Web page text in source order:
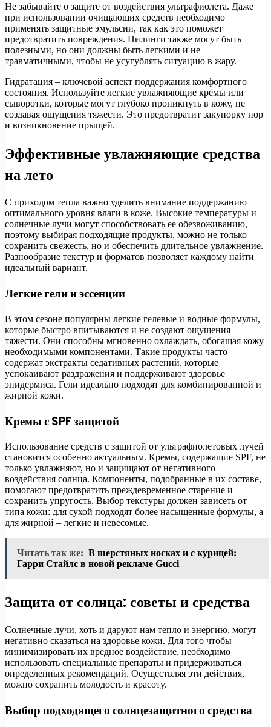
Не забывайте о защите от воздействия ультрафиолета. Даже
при использовании очищающих средств необходимо
применять защитные эмульсии, так как это поможет
предотвратить повреждения. Пилинги также могут быть
полезными, но они должны быть легкими и не
травматичными, чтобы не усугублять ситуацию в жару.
Гидратация – ключевой аспект поддержания комфортного
состояния. Используйте легкие увлажняющие кремы или
сыворотки, которые могут глубоко проникнуть в кожу, не
создавая ощущения тяжести. Это предотвратит закупорку пор
и возникновение прыщей.
Эффективные увлажняющие средства
на лето
С приходом тепла важно уделить внимание поддержанию
оптимального уровня влаги в коже. Высокие температуры и
солнечные лучи могут способствовать ее обезвоживанию,
поэтому выбирая подходящие продукты, можно не только
сохранить свежесть, но и обеспечить длительное увлажнение.
Разнообразие текстур и форматов позволяет каждому найти
идеальный вариант.
Легкие гели и эссенции
В этом сезоне популярны легкие гелевые и водные формулы,
которые быстро впитываются и не создают ощущения
тяжести. Они способны мгновенно охлаждать, обогащая кожу
необходимыми компонентами. Такие продукты часто
содержат экстракты седативных растений, которые
успокаивают раздражения и поддерживают здоровье
эпидермиса. Гели идеально подходят для комбинированной и
жирной кожи.
Кремы с SPF защитой
Использование средств с защитой от ультрафиолетовых лучей
становится особенно актуальным. Кремы, содержащие SPF, не
только увлажняют, но и защищают от негативного
воздействия солнца. Компоненты, подобранные в их составе,
помогают предотвратить преждевременное старение и
сохранить упругость. Выбор текстуры должен зависеть от
типа кожи: для сухой подходят более насыщенные формулы, а
для жирной – легкие и невесомые.
Читать так же: В шерстяных носках и с курицей:
Гарри Стайлс в новой рекламе Gucci
Защита от солнца: советы и средства
Солнечные лучи, хоть и даруют нам тепло и энергию, могут
негативно сказаться на здоровье кожи. Для того чтобы
минимизировать их вредное воздействие, необходимо
использовать специальные препараты и придерживаться
определенных рекомендаций. Осуществляя эти действия,
можно сохранить молодость и красоту.
Выбор подходящего солнцезащитного средства